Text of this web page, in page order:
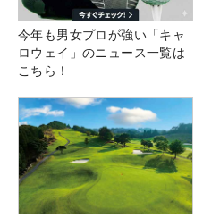
今年も男女プロが強い「キャ
ロウェイ」のニュース一覧は
こちら！